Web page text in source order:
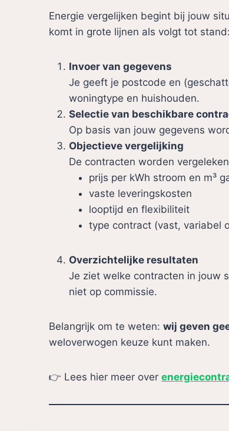
Energie vergelijken begint bij jouw
komt in grote lijnen als volgt tot stand:
Invoer van gegevens
Je geeft je postcode en
woningtype en huishouden.
Selectie van beschikbare
Op basis van jouw gegevens
Objectieve vergelijking
De contracten worden
prijs per kWh stroom en m³
vaste leveringskosten
looptijd en flexibiliteit
type contract (vast, variabel
Overzichtelijke resultaten
Je ziet welke contracten in jouw
niet op commissie.
Belangrijk om te weten: wij geven
weloverwogen keuze kunt maken.
👉 Lees hier meer over